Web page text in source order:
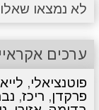
לא נמצאו
ערכים
פוטנציאלי,
פרקדן, ריכז,